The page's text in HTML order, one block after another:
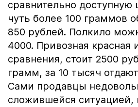
сравнительно доступную
чуть более 100 граммов
850 рублей. Полкило
4000. Привозная красная
сравнения, стоит 2500
грамм, за 10 тысяч
Сами продавцы
сложившейся ситуацией,